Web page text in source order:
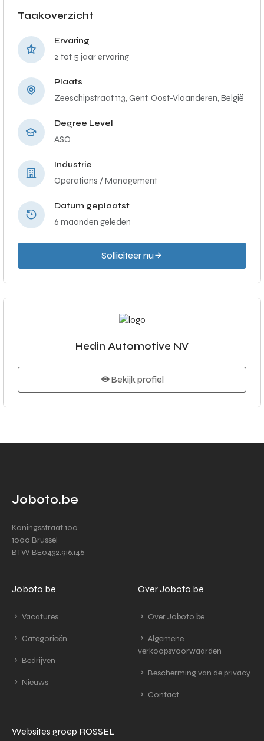
Taakoverzicht
Ervaring
2 tot 5 jaar ervaring
Plaats
Zeeschipstraat 113, Gent, Oost-Vlaanderen, België
Degree Level
ASO
Industrie
Operations / Management
Datum geplaatst
6 maanden geleden
Solliciteer nu
Hedin Automotive NV
Bekijk profiel
Joboto.be
Koningsstraat 100
1000 Brussel
BTW BE0432.916.146
Joboto.be
Vacatures
Categorieën
Bedrijven
Nieuws
Over Joboto.be
Over Joboto.be
Algemene
verkoopsvoorwaarden
Bescherming van de privacy
Contact
Websites groep ROSSEL